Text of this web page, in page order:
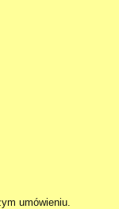
umówieniu.